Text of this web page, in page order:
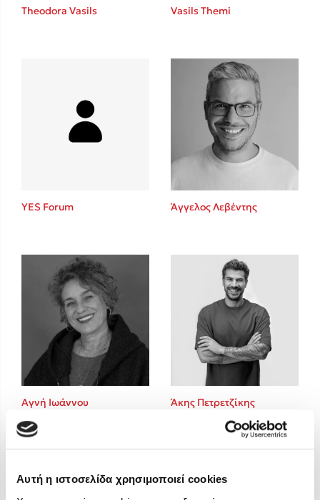
Αυτή η ιστοσελίδα χρησιμοποιεί cookies
Δημοφιλείς Συγγραφείς
Φυστίκι ΠουΚυλάει
Sebastian Fitzek
Κατρίνα Τσάνταλη
Lucinda Riley
Mimi Matthews
Benzamin Bécue
Rebecca Yarros
Teo Benedetti
Τζένη Κουτσοδημητροπούλου
Ali Hazelwood
Cori Doerrfeld
Pierdomenico Baccalario
Δανάη Ιμπραχήμ
Theodora Vasils Vasils Themi
YES Forum Άγγελος Λεβέντης
Αγνή Ιωάννου Άκης Πετρετζίκης